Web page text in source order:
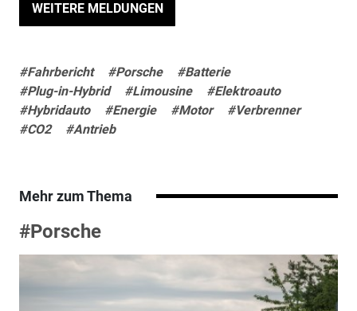
WEITERE MELDUNGEN
#Fahrbericht #Porsche
#Batterie
#Plug-in-Hybrid
#Limousine
#Elektroauto
#Hybridauto
#Energie #Motor
#Verbrenner
#CO2
#Antrieb
Mehr zum Thema
#Porsche